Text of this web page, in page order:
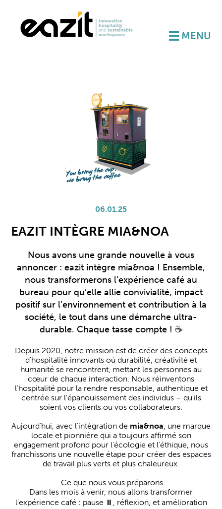
MENU
06.01.25
EAZIT INTÈGRE MIA&NOA
Nous avons une grande nouvelle à vous
annoncer : eazit intègre mia&noa ! Ensemble,
nous transformerons l’expérience café au
bureau pour qu’elle allie convivialité, impact
positif sur l’environnement et contribution à la
société, le tout dans une démarche ultra-
durable. Chaque tasse compte ! ☕
Depuis 2020, notre mission est de créer des concepts
d'hospitalité innovants où durabilité, créativité et
humanité se rencontrent, mettant les personnes au
cœur de chaque interaction. Nous réinventons
l'hospitalité pour la rendre responsable, authentique et
centrée sur l'épanouissement des individus – qu'ils
soient vos clients ou vos collaborateurs.
Aujourd’hui, avec l’intégration de mia&noa , une marque
locale et pionnière qui a toujours affirmé son
engagement profond pour l'écologie et l'éthique, nous
franchissons une nouvelle étape pour créer des espaces
de travail plus verts et plus chaleureux.
Ce que nous vous préparons
Dans les mois à venir, nous allons transformer
l’expérience café : pause ⏸️, réflexion, et amélioration